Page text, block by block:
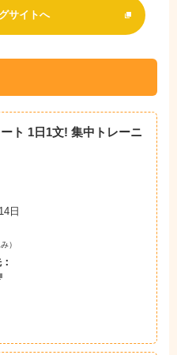
サイトへ
ト 1日1文! 集中トレーニ
日
）